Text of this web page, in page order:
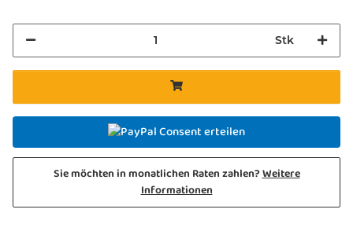
Stk
Consent erteilen
Sie möchten in monatlichen Raten zahlen?Weitere
Informationen